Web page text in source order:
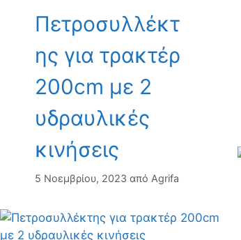
Πετροσυλλέκτ
ης για τρακτέρ
200cm με 2
υδραυλικές
κινήσεις
5 Νοεμβρίου, 2023 από Agrifa